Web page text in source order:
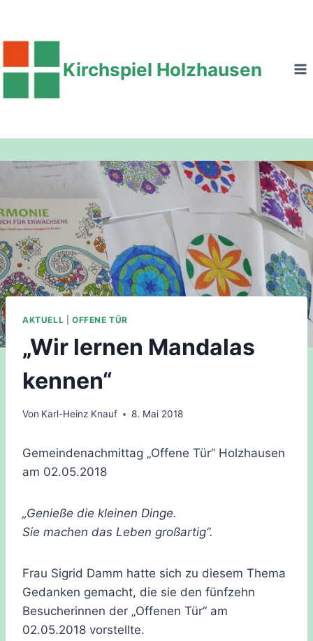
springen
Kirchspiel Holzhausen
AKTUELL OFFENE TÜR
„Wir lernen Mandalas
kennen“
Von Karl-Heinz Knauf 8. Mai 2018
Gemeindenachmittag „Offene Tür“ Holzhausen
am 02.05.2018
„Genieße die kleinen Dinge.
Sie machen das Leben großartig“.
Frau Sigrid Damm hatte sich zu diesem Thema
Gedanken gemacht, die sie den fünfzehn
Besucherinnen der „Offenen Tür“ am
02.05.2018 vorstellte.